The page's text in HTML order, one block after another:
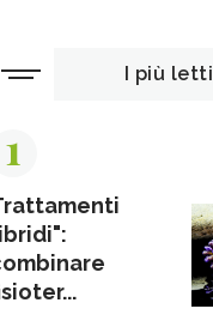
I più letti
1